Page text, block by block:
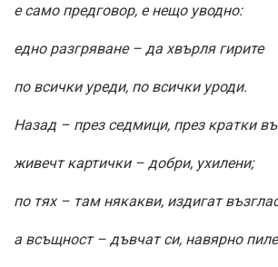
е само предговор, е нещо уводно:
едно разгряване – да хвърля гирите
по всички уреди, по всички уроди.
Назад – през седмици, през кратки
живечт картички – добри, ухилени;
по тях – там някакви, издигат
а всъщност – дъвчат си, навярно